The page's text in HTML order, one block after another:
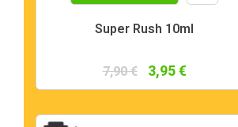
Super Rush 10ml
7,90 € 3,95 €